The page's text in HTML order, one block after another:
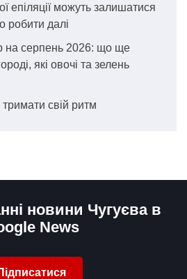
епіляції можуть залишатися
робити далі
на серпень 2026: що ще
які овочі та зелень
свій ритм
новини Чугуєва в
News